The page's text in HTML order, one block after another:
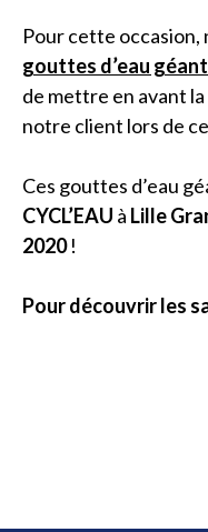
Pour cette occasion,
gouttes d’eau
de mettre en avant
notre client lors de
Ces gouttes d’eau
CYCL’EAU à Lille
2020!
Pour découvrir les